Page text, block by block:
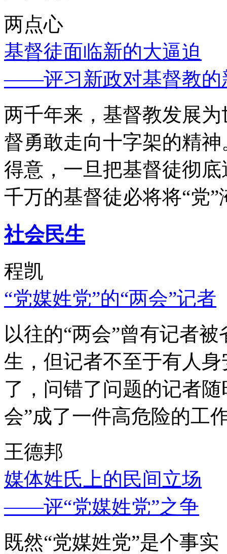
两点心
基督徒面临新的大逼迫
——评习新政对基督教的
两千年来，基督教发展
督勇敢走向十字架的精
得意，一旦把基督徒彻
千万的基督徒必将将“党”
社会民生
程凯
“党媒姓党”的“两会”记者
以往的“两会”曾有记者
生，但记者不至于有人
了，问错了问题的记者
会”成了一件高危险的工
王德邦
媒体姓氏上的民间立场
——评“党媒姓党”之争
既然“党媒姓党”是个事